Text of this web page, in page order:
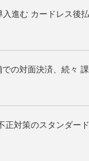
進む カードレス後
の対面決済、続々
正対策のスタンダー